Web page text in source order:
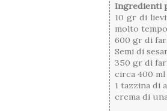
Ingredienti
10 gr di
molto
600 gr di
Semi di
350 gr di
circa 400
1 tazzina di
crema di